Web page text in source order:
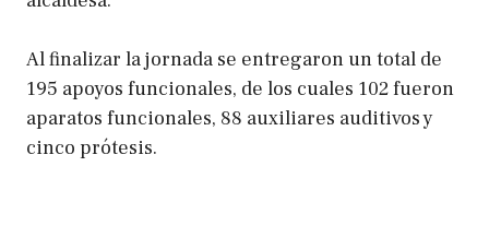
Al finalizar la jornada se entregaron un total de
195 apoyos funcionales, de los cuales 102 fueron
aparatos funcionales, 88 auxiliares auditivos y
cinco prótesis.